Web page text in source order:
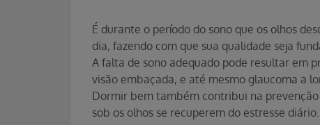
É durante o período do sono que os olhos
dia, fazendo com que sua qualidade seja
A falta de sono adequado pode resultar em
visão embaçada, e até mesmo glaucoma a
Dormir bem também contribui na
sob os olhos se recuperem do estresse diário.